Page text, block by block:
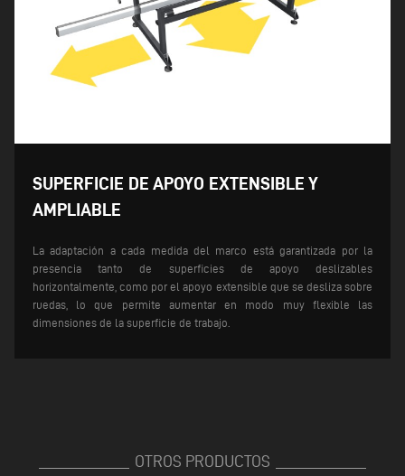
SUPERFICIE DE APOYO EXTENSIBLE Y
AMPLIABLE
La adaptación a cada medida del marco está garantizada por la
presencia tanto de superficies de apoyo deslizables
horizontalmente, como por el apoyo extensible que se desliza sobre
ruedas, lo que permite aumentar en modo muy flexible las
dimensiones de la superficie de trabajo.
OTROS PRODUCTOS